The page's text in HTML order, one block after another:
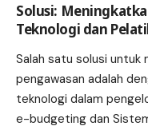
Solusi:
Teknologi dan
Salah satu solusi
pengawasan adalah
teknologi dalam
e-budgeting dan